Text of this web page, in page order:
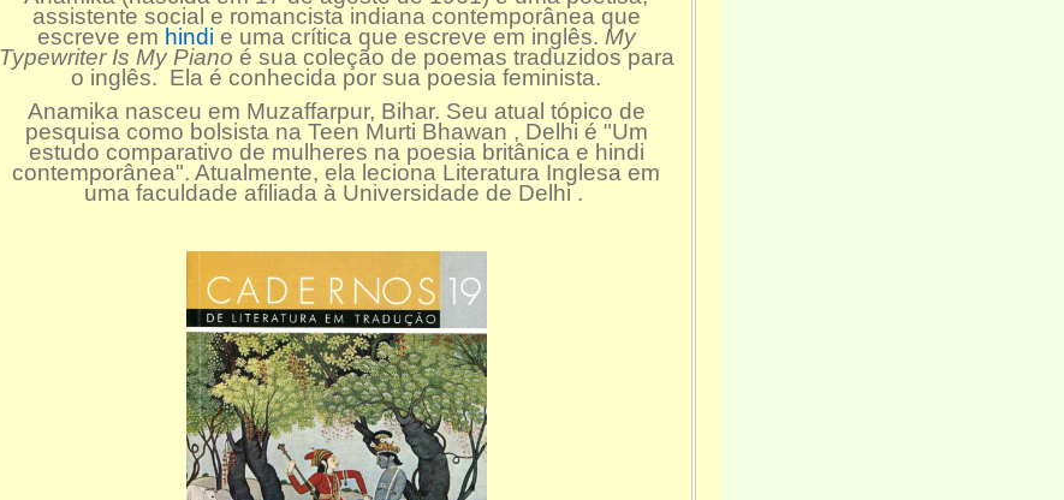
assistente social e romancista indiana contemporânea que
escreve em hindi e uma crítica que escreve em inglês. My
Typewriter Is My Piano é sua coleção de poemas traduzidos para
o inglês. Ela é conhecida por sua poesia feminista.
Anamika nasceu em Muzaffarpur, Bihar. Seu atual tópico de
pesquisa como bolsista na Teen Murti Bhawan , Delhi é "Um
estudo comparativo de mulheres na poesia britânica e hindi
contemporânea". Atualmente, ela leciona Literatura Inglesa em
uma faculdade afiliada à Universidade de Delhi .